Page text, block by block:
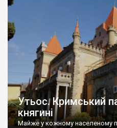
Утьос. Кримський
княгині
Майже у кожному населеному